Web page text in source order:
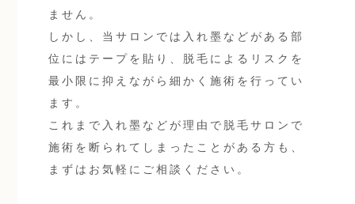
ません。
しかし、当サロンでは入れ墨などがある部
位にはテープを貼り、脱毛によるリスクを
最小限に抑えながら細かく施術を行ってい
ます。
これまで入れ墨などが理由で脱毛サロンで
施術を断られてしまったことがある方も、
まずはお気軽にご相談ください。